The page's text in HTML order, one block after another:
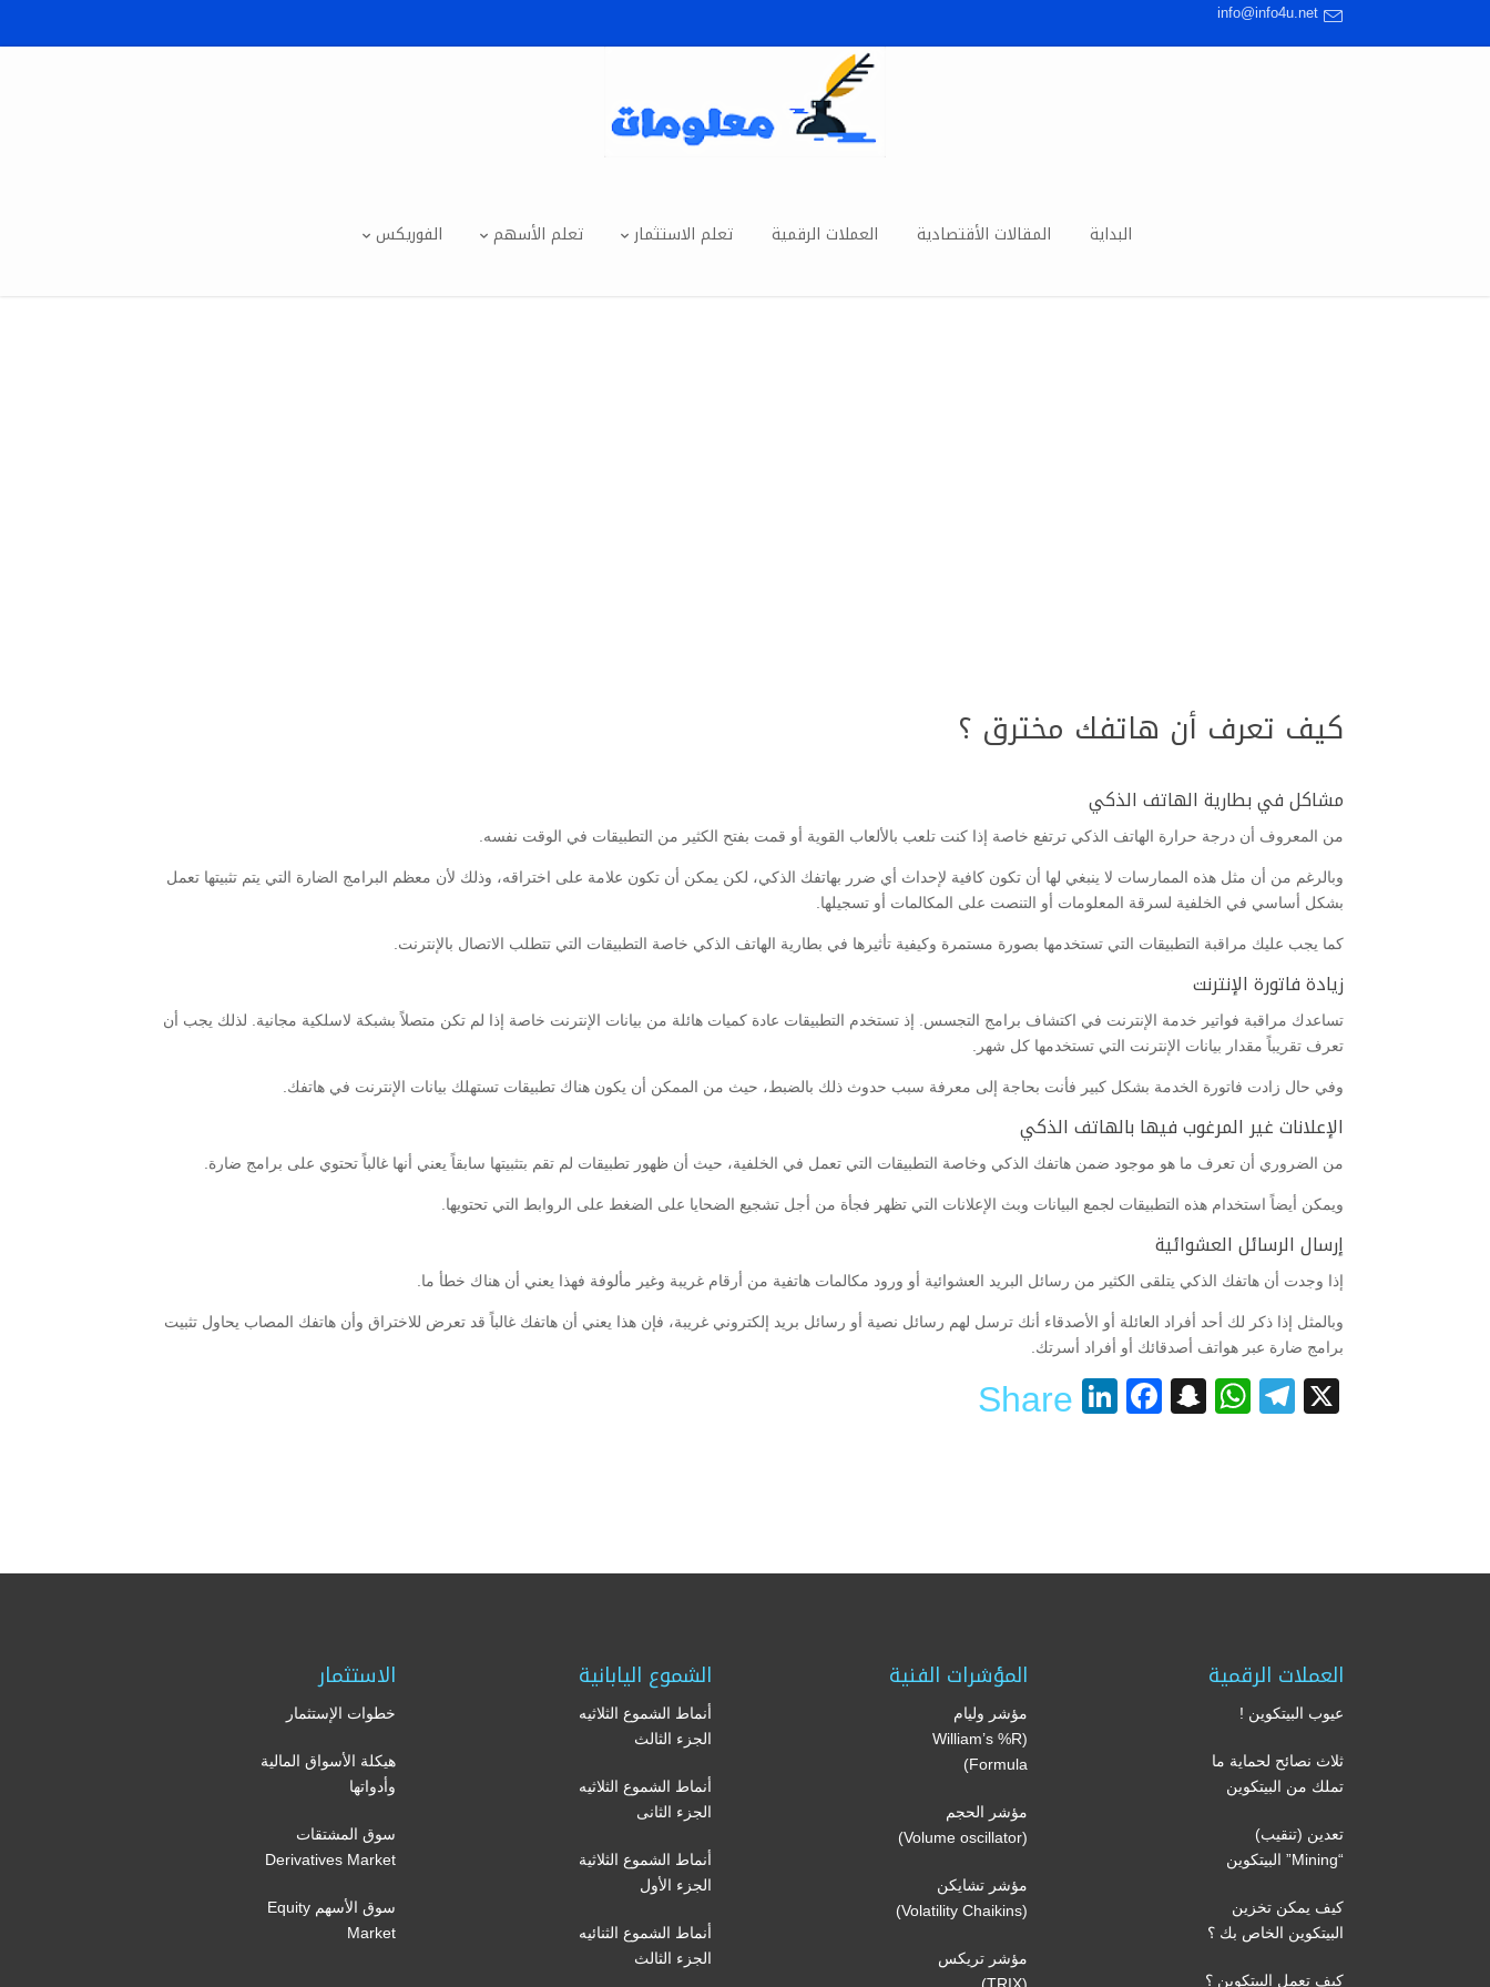
info@info4u.net
البداية المقالات الأقتصادية العملات الرقمية تعلم الاستثمار تعلم الأسهم الفوريكس
كيف تعرف أن هاتفك مخترق ؟
مشاكل في بطارية الهاتف الذكي
من المعروف أن درجة حرارة الهاتف الذكي ترتفع خاصة إذا كنت تلعب بالألعاب القوية أو قمت بفتح الكثير من التطبيقات في الوقت نفسه.
وبالرغم من أن مثل هذه الممارسات لا ينبغي لها أن تكون كافية لإحداث أي ضرر بهاتفك الذكي، لكن يمكن أن تكون علامة على اختراقه، وذلك لأن معظم البرامج الضارة التي يتم تثبيتها تعمل
بشكل أساسي في الخلفية لسرقة المعلومات أو التنصت على المكالمات أو تسجيلها.
كما يجب عليك مراقبة التطبيقات التي تستخدمها بصورة مستمرة وكيفية تأثيرها في بطارية الهاتف الذكي خاصة التطبيقات التي تتطلب الاتصال بالإنترنت.
زيادة فاتورة الإنترنت
تساعدك مراقبة فواتير خدمة الإنترنت في اكتشاف برامج التجسس. إذ تستخدم التطبيقات عادة كميات هائلة من بيانات الإنترنت خاصة إذا لم تكن متصلاً بشبكة لاسلكية مجانية. لذلك يجب أن
تعرف تقريباً مقدار بيانات الإنترنت التي تستخدمها كل شهر.
وفي حال زادت فاتورة الخدمة بشكل كبير فأنت بحاجة إلى معرفة سبب حدوث ذلك بالضبط، حيث من الممكن أن يكون هناك تطبيقات تستهلك بيانات الإنترنت في هاتفك.
الإعلانات غير المرغوب فيها بالهاتف الذكي
من الضروري أن تعرف ما هو موجود ضمن هاتفك الذكي وخاصة التطبيقات التي تعمل في الخلفية، حيث أن ظهور تطبيقات لم تقم بتثبيتها سابقاً يعني أنها غالباً تحتوي على برامج ضارة.
ويمكن أيضاً استخدام هذه التطبيقات لجمع البيانات وبث الإعلانات التي تظهر فجأة من أجل تشجيع الضحايا على الضغط على الروابط التي تحتويها.
إرسال الرسائل العشوائية
إذا وجدت أن هاتفك الذكي يتلقى الكثير من رسائل البريد العشوائية أو ورود مكالمات هاتفية من أرقام غريبة وغير مألوفة فهذا يعني أن هناك خطأ ما.
وبالمثل إذا ذكر لك أحد أفراد العائلة أو الأصدقاء أنك ترسل لهم رسائل نصية أو رسائل بريد إلكتروني غريبة، فإن هذا يعني أن هاتفك غالباً قد تعرض للاختراق وأن هاتفك المصاب يحاول تثبيت
برامج ضارة عبر هواتف أصدقائك أو أفراد أسرتك.
X
Telegram
WhatsApp
Snapchat
Facebook
LinkedIn
Share
العملات الرقمية
عيوب البيتكوين !
ثلاث نصائح لحماية ما
تملك من البيتكوين
تعدين (تنقيب)
“Mining” البيتكوين
كيف يمكن تخزين
البيتكوين الخاص بك ؟
كيف تعمل البيتكوين ؟
المؤشرات الفنية
مؤشر وليام
(William’s %R
Formula)
مؤشر الحجم
(Volume oscillator)
مؤشر تشايكن
(Volatility Chaikins)
مؤشر تريكس
الشموع اليابانية
أنماط الشموع الثلاثيه
الجزء الثالث
أنماط الشموع الثلاثيه
الجزء الثانى
أنماط الشموع الثلاثية
الجزء الأول
أنماط الشموع الثنائيه
الجزء الثالث
الاستثمار
خطوات الإستثمار
هيكلة الأسواق المالية
وأدواتها
سوق المشتقات
Derivatives Market
سوق الأسهم Equity
Market